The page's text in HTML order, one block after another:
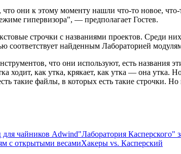
они к этому моменту нашли что-то новое,
гипервизора", — предполагает Гостев.
строчки с названиями проектов. Среди
соответствует найденным Лабораторией
что они используют, есть названия
ходит, как утка, крякает, как утка — она
такие файлы, в которых есть такие строчки.
чайников Adwind"Лаборатория Касперского"
с открытыми весамиХакеры vs. Касперский